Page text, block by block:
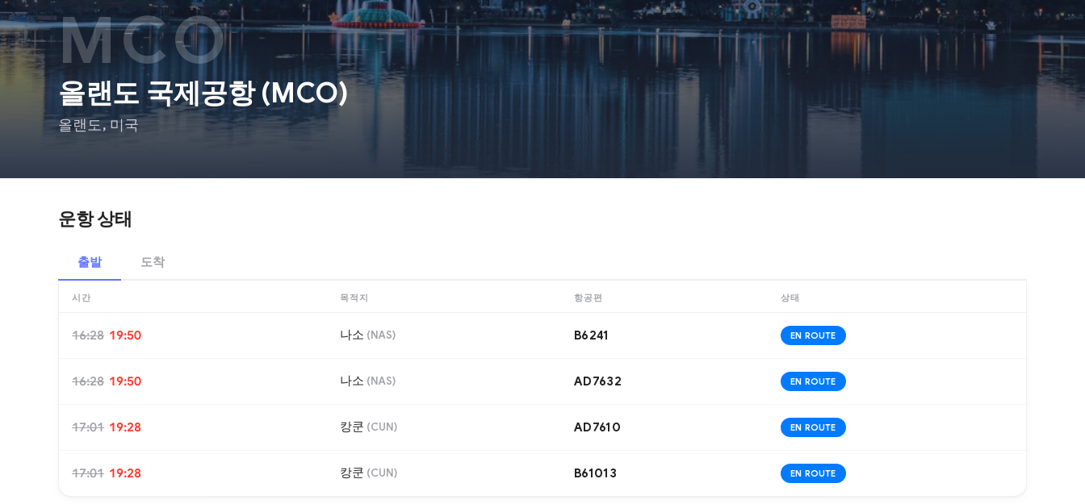
MCO
올랜도 국제공항(MCO)
올랜도,미국
운항 상태
출발 도착
시간 목적지 항공편 상태
16:28 19:50 나소 (NAS) B6241 EN ROUTE
16:28 19:50 나소 (NAS) AD7632 EN ROUTE
17:01 19:28 캉쿤 (CUN) AD7610 EN ROUTE
17:01 19:28 캉쿤 (CUN) B61013 EN ROUTE